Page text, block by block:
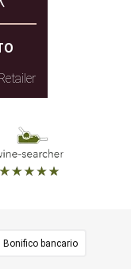
Bonifico bancario